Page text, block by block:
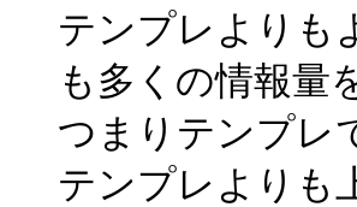
テンプレよりも
も多くの情報量
つまりテンプレ
テンプレよりも